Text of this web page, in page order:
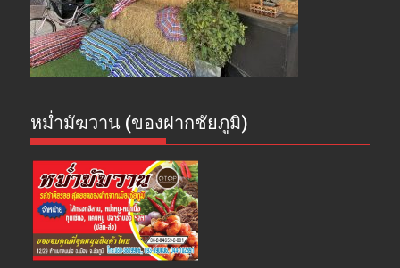
หม่ำมัฆวาน (ของฝากชัยภูมิ)